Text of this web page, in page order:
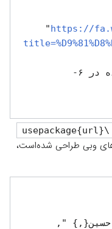
"https://
  note = "[برخط؛ بازبینی‌شده در ۶-
\usepackage{url}
وبی طراحی شده‌است،